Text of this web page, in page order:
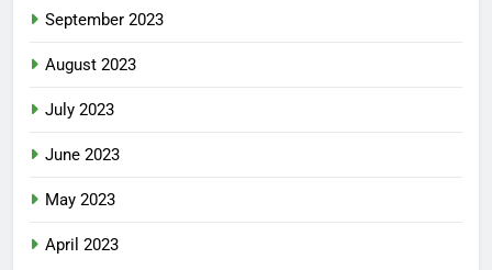
September 2023
August 2023
July 2023
June 2023
May 2023
April 2023